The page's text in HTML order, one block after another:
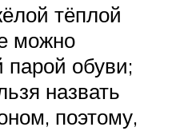
тёплой
можно
парой обуви;
назвать
поэтому,